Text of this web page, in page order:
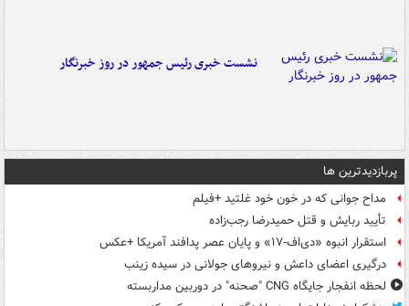
نشست خبری رئیس جمهور در روز خبرنگار
پربازدیدترین ها
مداح جوانی که در خون خود غلتید +فیلم
تأیید ربایش و قتل حمیدرضا رجب‌زاده
استقرار انبوه «دی‌اف‑۱۷» و پایان عصر پدافند آمریکا +عکس
درگیری اعضای داعش و نیروهای جولانی در سیده زینب
لحظه انفجار جایگاه CNG "صحنه" در دوربین مداربسته